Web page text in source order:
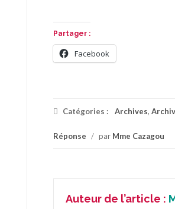
Partager :
Facebook
Catégories : Archives,
Réponse / par Mme Cazagou
Auteur de l’article :